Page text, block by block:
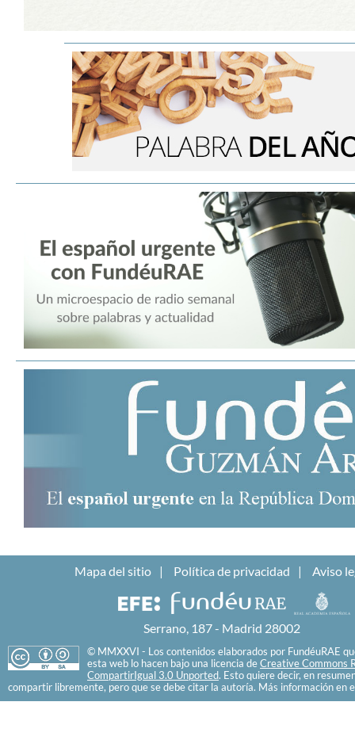
Mapa del sitio Política de privacidad Aviso
Serrano, 187 - Madrid 28002
© MMXXVI - Los contenidos elaborados por FundéuRAE
esta web lo hacen bajo una licencia de Creative Commons
CompartirIgual 3.0 Unported. Esto quiere decir, en
compartir libremente, pero que se debe citar la autoría. Más información en